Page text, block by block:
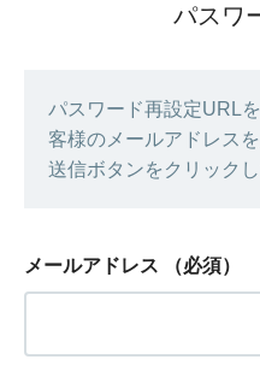
パスワ
パスワード再設定URL
客様のメールアドレスを
送信ボタンをクリックし
メールアドレス （必須）